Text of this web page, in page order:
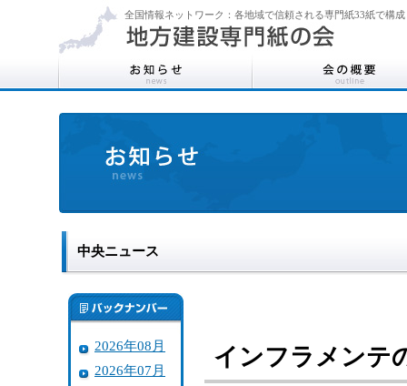
全国情報ネットワーク：各地域で信頼される専門紙33紙で構成
中央ニュース
2026年08月
2026年07月
インフラメンテ